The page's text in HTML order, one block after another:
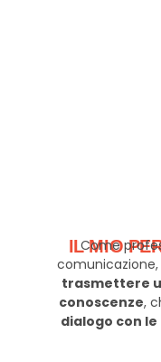
IL MIO
Come
comunicazione,
trasmettere
conoscenze,
dialogo con